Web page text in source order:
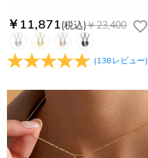
￥11,871(税込)￥23,400
(138レビュー)